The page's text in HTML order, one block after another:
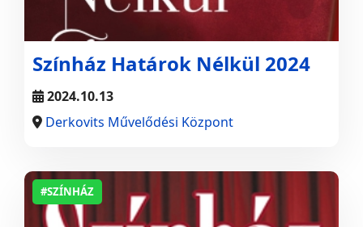
Színház Határok Nélkül 2024
2024.10.13
Derkovits Művelődési Központ
#SZÍNHÁZ